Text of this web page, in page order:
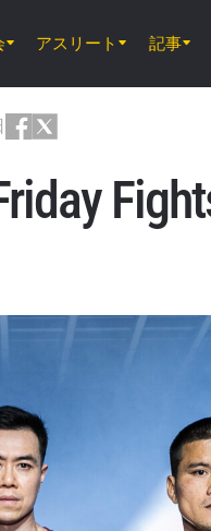
8月14日（
ONE
アスリート 記事